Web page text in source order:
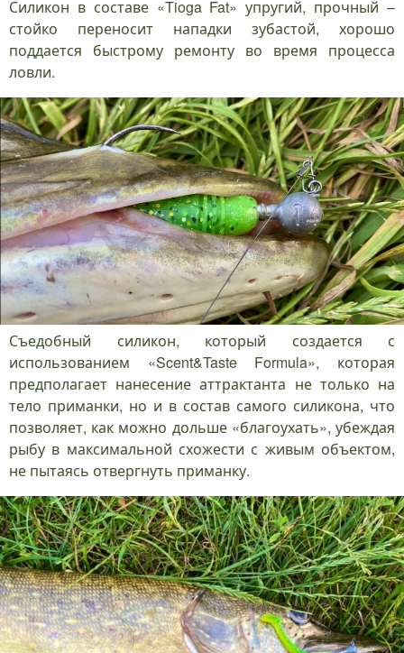
Силикон в составе «Tioga Fat» упругий, прочный –
стойко переносит нападки зубастой, хорошо
поддается быстрому ремонту во время процесса
ловли.
Съедобный силикон, который создается с
использованием «Scent&Taste Formula», которая
предполагает нанесение аттрактанта не только на
тело приманки, но и в состав самого силикона, что
позволяет, как можно дольше «благоухать», убеждая
рыбу в максимальной схожести с живым объектом,
не пытаясь отвергнуть приманку.